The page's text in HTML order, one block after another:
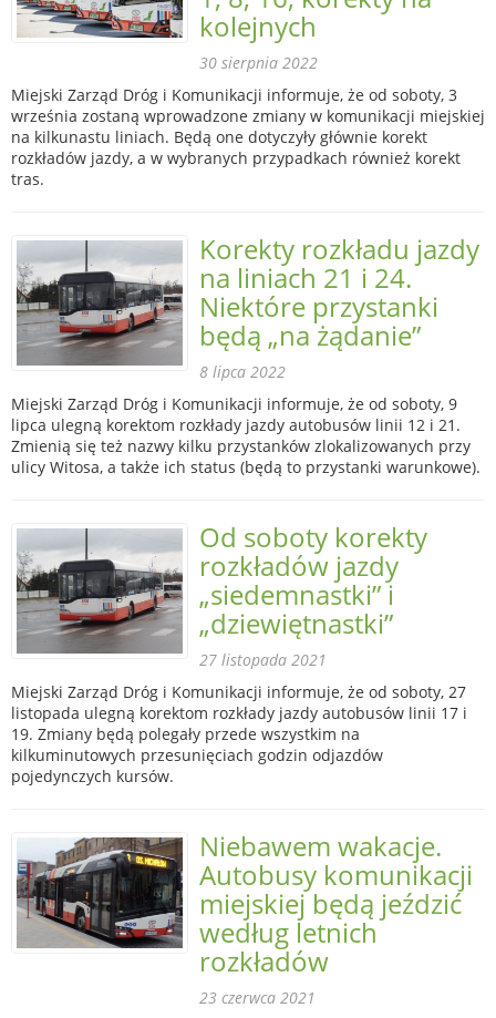
kolejnych
30 sierpnia 2022
Miejski Zarząd Dróg i Komunikacji informuje, że od soboty, 3
września zostaną wprowadzone zmiany w komunikacji miejskiej
na kilkunastu liniach. Będą one dotyczyły głównie korekt
rozkładów jazdy, a w wybranych przypadkach również korekt
tras.
Korekty rozkładu jazdy
na liniach 21 i 24.
Niektóre przystanki
będą „na żądanie”
8 lipca 2022
Miejski Zarząd Dróg i Komunikacji informuje, że od soboty, 9
lipca ulegną korektom rozkłady jazdy autobusów linii 12 i 21.
Zmienią się też nazwy kilku przystanków zlokalizowanych przy
ulicy Witosa, a także ich status (będą to przystanki warunkowe).
Od soboty korekty
rozkładów jazdy
„siedemnastki” i
„dziewiętnastki”
27 listopada 2021
Miejski Zarząd Dróg i Komunikacji informuje, że od soboty, 27
listopada ulegną korektom rozkłady jazdy autobusów linii 17 i
19. Zmiany będą polegały przede wszystkim na
kilkuminutowych przesunięciach godzin odjazdów
pojedynczych kursów.
Niebawem wakacje.
Autobusy komunikacji
miejskiej będą jeździć
według letnich
rozkładów
23 czerwca 2021